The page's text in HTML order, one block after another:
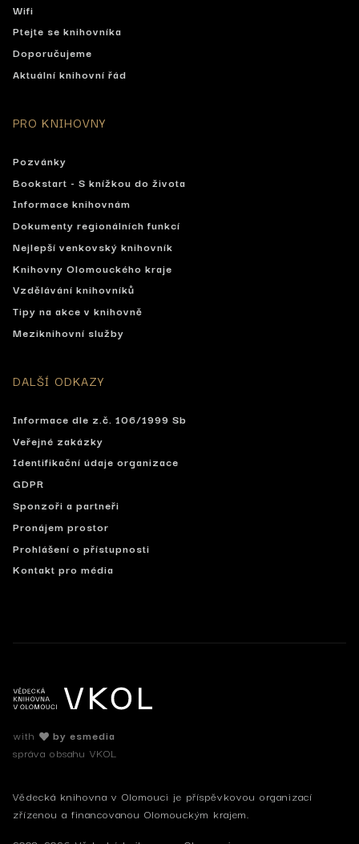
Wifi
Ptejte se knihovníka
Doporučujeme
Aktuální knihovní řád
PRO KNIHOVNY
Pozvánky
Bookstart - S knížkou do života
Informace knihovnám
Dokumenty regionálních funkcí
Nejlepší venkovský knihovník
Knihovny Olomouckého kraje
Vzdělávání knihovníků
Tipy na akce v knihovně
Meziknihovní služby
DALŠÍ ODKAZY
Informace dle z.č. 106/1999 Sb
Veřejné zakázky
Identifikační údaje organizace
GDPR
Sponzoři a partneři
Pronájem prostor
Prohlášení o přístupnosti
Kontakt pro média
with
by esmedia
správa obsahu VKOL
Vědecká knihovna v Olomouci je příspěvkovou organizací
zřízenou a financovanou Olomouckým krajem.